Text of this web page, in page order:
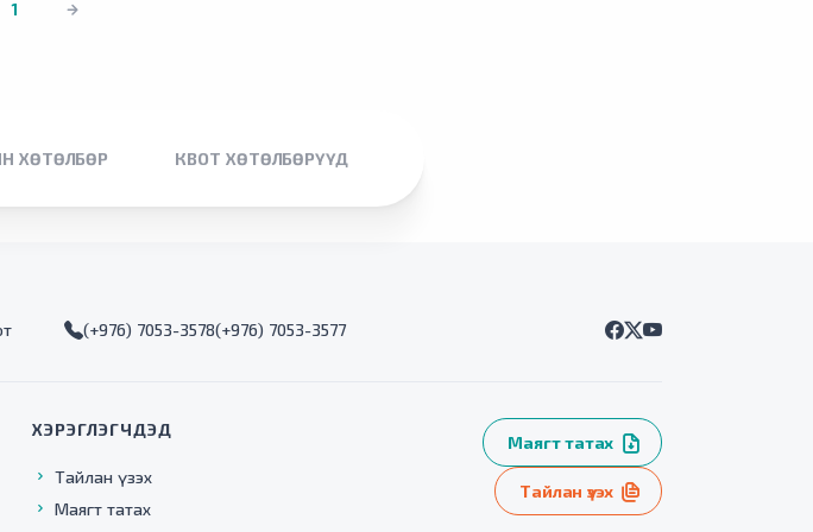
1
ХӨТӨЛБӨР КВОТ ХӨТӨЛБӨРҮҮД
(+976) 7053-3578(+976) 7053-3577
ХЭРЭГЛЭГЧДЭД
Тайлан үзэх
Маягт татах
Маягт татах
Тайлан үзэх